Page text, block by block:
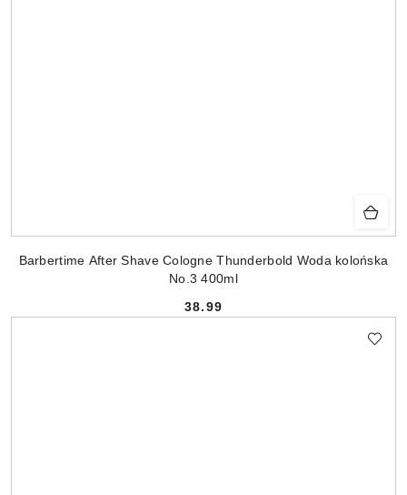
Barbertime After Shave Cologne Thunderbold Woda kolońska
No.3 400ml
Cena:
38.99